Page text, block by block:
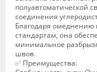
полуавтоматической
соединения
Благодаря омеднению
стандартам, она
минимальное
швов.
✅ Преимущества: